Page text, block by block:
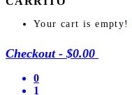
Your cart is empty!
Checkout - $0.00
0
1